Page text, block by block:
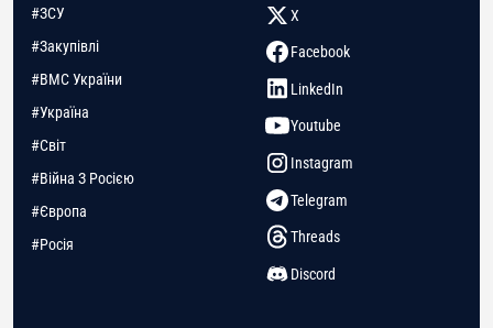
#ЗСУ
#Закупівлі
#ВМС України
#Україна
#Світ
#Війна З Росією
#Європа
#Росія
X
Facebook
LinkedIn
Youtube
Instagram
Telegram
Threads
Discord